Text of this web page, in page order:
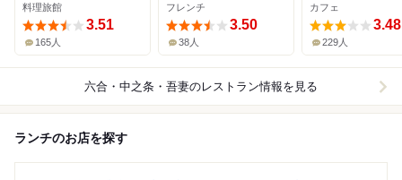
料理旅館
3.51
165人
フレンチ
3.50
38人
カフェ
3.48
229人
六合・中之条・吾妻のレストラン情報を見る
ランチのお店を探す